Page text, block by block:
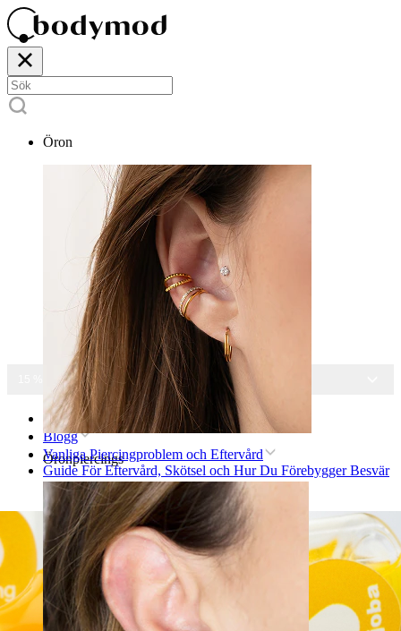
Öron
Öronpiercings
15 % RABATT PÅ ALLA SMYCKEN
Hem
Blogg
Vanliga Piercingproblem och Eftervård
Guide För Eftervård, Skötsel och Hur Du Förebygger Besvär